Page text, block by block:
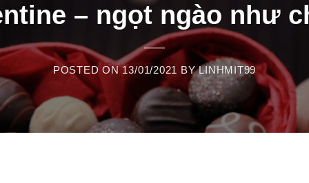
– ngọt ngào như
POSTED ON13/01/2021 BYLINHMIT99